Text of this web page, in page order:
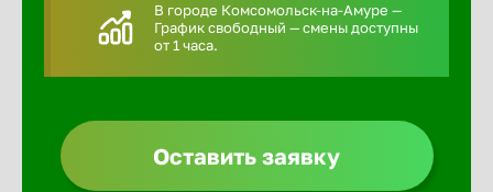
В городе Комсомольск-на-Амуре —
График свободный — смены доступны
от 1 часа.
Оставить заявку